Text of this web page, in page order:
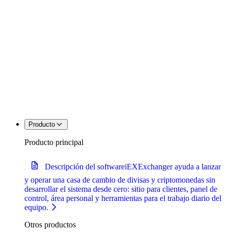
Producto
Producto principal
Descripción del softwareiEXExchanger ayuda a lanzar
y operar una casa de cambio de divisas y criptomonedas sin
desarrollar el sistema desde cero: sitio para clientes, panel de
control, área personal y herramientas para el trabajo diario del
equipo.
Otros productos